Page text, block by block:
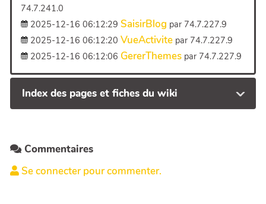
74.7.241.0
2025-12-16 06:12:29 SaisirBlog par 74.7.227.9
2025-12-16 06:12:20 VueActivite par 74.7.227.9
2025-12-16 06:12:06 GererThemes par 74.7.227.9
Index des pages et fiches du wiki
Commentaires
Se connecter pour commenter.